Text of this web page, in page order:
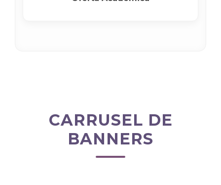
CARRUSEL DE
BANNERS